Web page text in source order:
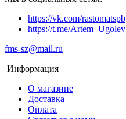
https://vk.com/rastomatspb
https://t.me/Artem_Ugolev
fms-sz@mail.ru
Информация
О магазине
Доставка
Оплата